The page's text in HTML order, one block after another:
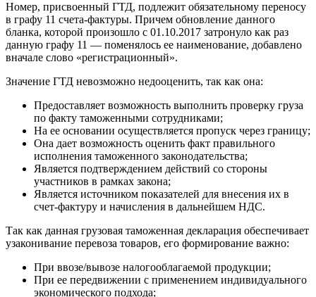
Номер, присвоенный ГТД, подлежит обязательному переносу
в графу 11 счета-фактуры. Причем обновление данного
бланка, которой произошло с 01.10.2017 затронуло как раз
данную графу 11 — поменялось ее наименование, добавлено
вначале слово «регистрационный».
Значение ГТД невозможно недооценить, так как она:
Предоставляет возможность выполнить проверку груза
по факту таможенными сотрудниками;
На ее основании осуществляется пропуск через границу;
Она дает возможность оценить факт правильного
исполнения таможенного законодательства;
Является подтверждением действий со стороны
участников в рамках закона;
Является источником показателей для внесения их в
счет-фактуру и начисления в дальнейшем НДС.
Так как данная грузовая таможенная декларация обеспечивает
узаконивание перевоза товаров, его формирование важно:
При ввозе/вывозе налогооблагаемой продукции;
При ее передвижении с применением индивидуального
экономического подхода;